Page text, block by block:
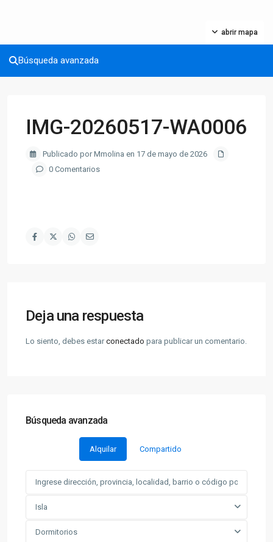
abrir mapa
Búsqueda avanzada
IMG-20260517-WA0006
Publicado por Mmolina en 17 de mayo de 2026
0 Comentarios
Deja una respuesta
Lo siento, debes estarconectado para publicar un comentario.
Búsqueda avanzada
Alquilar Compartido
Isla
Dormitorios